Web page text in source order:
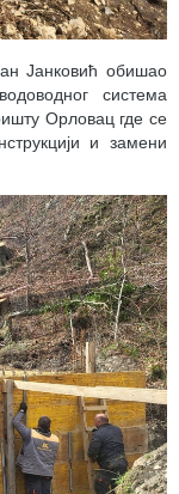
Јанковић обишао
система
Орловац где се
и замени